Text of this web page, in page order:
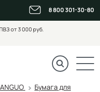
8 800 301-30-80
от 3 000 руб.
Бумага для